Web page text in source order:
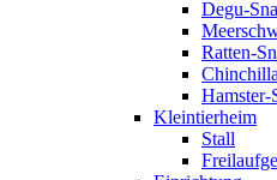
Degu-
Ratten-
Hamster-
Kleintierheim
Stall